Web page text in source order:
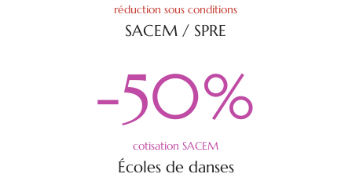
réduction sous conditions
SACEM / SPRE
-50%
cotisation SACEM
Écoles de danses